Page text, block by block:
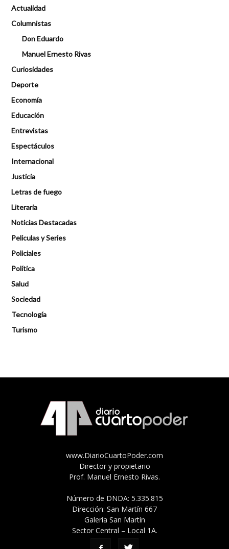
Actualidad
Columnistas
Don Eduardo
Manuel Ernesto Rivas
Curiosidades
Deporte
Economía
Educación
Entrevistas
Espectáculos
Internacional
Justicia
Letras de fuego
Literaria
Noticias Destacadas
Peliculas y Series
Policiales
Política
Salud
Sociedad
Tecnología
Turismo
www.DiarioCuartoPoder.com
Director y propietario
Prof. Manuel Ernesto Rivas.
Número de DNDA: 5.335.815
Dirección: San Martín 667
Galería San Martín
Sector Central – Local 1A.